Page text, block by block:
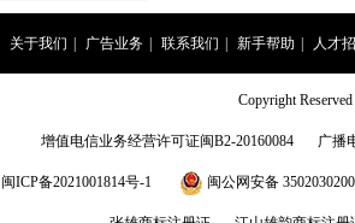
关于我们 广告业务 联系我们 新手帮助 人才
Copyright
增值电信业务经营许可证闽B2-20160084 广播
闽ICP备2021001814号-1 闽公网安备